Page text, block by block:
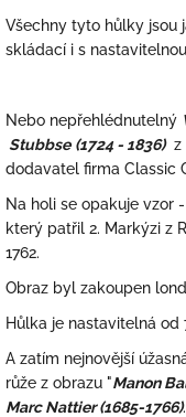
Všechny tyto hůlky jsou
skládací i s
Nebo nepřehlédnutelný
Stubbse (1724 - 1836)z
dodavatel firma Classic
Na holi se opakuje vzor
který patřil 2. Markýzi z
1762.
Obraz byl zakoupen
Hůlka je nastavitelná od
A zatím nejnovější
růže z obrazu "Manon
Marc Nattier (1685-1766).